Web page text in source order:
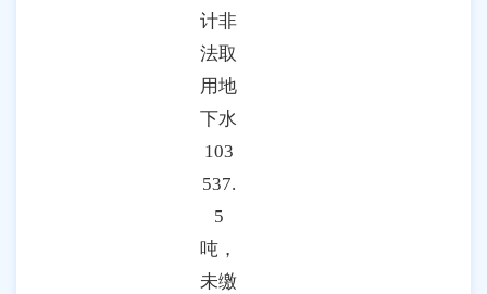
计非
法取
用地
下水
103
537.
5
吨，
未缴